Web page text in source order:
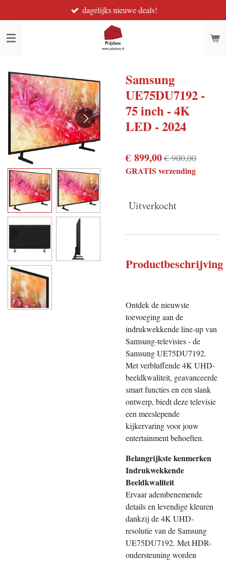
direct
naar
dagelijks nieuwe deals!
Samsung
UE75DU7192 -
75 inch - 4K
LED - 2024
€ 899,00€ 900,00
GRATIS verzending
Uitverkocht
Productbeschrijving
Ontdek de nieuwste
toevoeging aan de
indrukwekkende line-up van
Samsung-televisies - de
Samsung UE75DU7192.
Met verbluffende 4K UHD-
beeldkwaliteit, geavanceerde
smart functies en een slank
ontwerp, biedt deze televisie
een meeslepende
kijkervaring voor jouw
entertainment behoeften.
Belangrijkste kenmerken
Indrukwekkende
Beeldkwaliteit
Ervaar adembenemende
details en levendige kleuren
dankzij de 4K UHD-
resolutie van de Samsung
UE75DU7192. Met HDR-
ondersteuning worden